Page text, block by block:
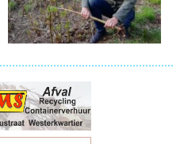
On-line bestellen in Zuidhorn
Diensten, Gemak & Zakelijk
(Ver) Bouw & Onderhoud